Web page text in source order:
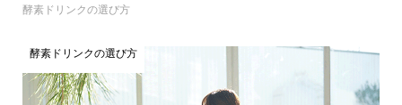
酵素ドリンクの選び方
酵素ドリンクの選び方